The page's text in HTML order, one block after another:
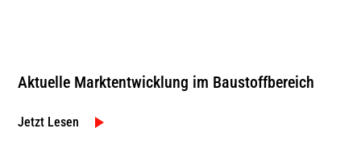
Aktuelle Marktentwicklung im Baustoffbereich
Jetzt Lesen